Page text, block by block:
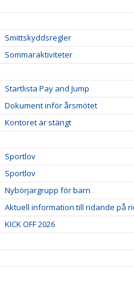
Smittskyddsregler
Sommaraktiviteter
Startlista Pay and Jump
Dokument inför årsmötet
Kontoret är stängt
Sportlov
Sportlov
Nybörjargrupp för barn
Aktuell information till ridande på
KICK OFF 2026